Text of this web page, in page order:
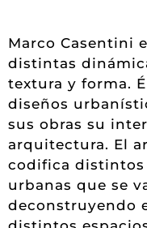
Marco Casentini
distintas
textura y forma.
diseños
sus obras su
arquitectura. El
codifica distintos
urbanas que se
deconstruyendo